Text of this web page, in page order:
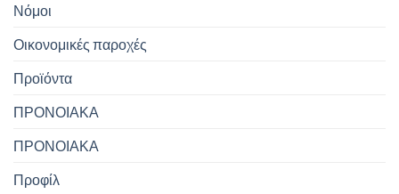
Νόμοι
Οικονομικές παροχές
Προϊόντα
ΠΡΟΝΟΙΑΚΑ
ΠΡΟΝΟΙΑΚΑ
Προφίλ